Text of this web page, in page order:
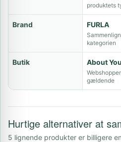
produktets
Brand FURLA
kategorien
Butik About You
gældende
Hurtige alternativer at
5 lignende produkter er billigere